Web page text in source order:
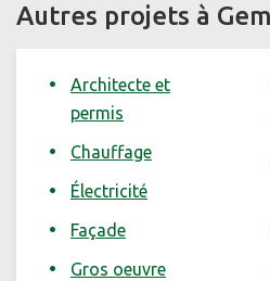
Autres projets à
Architecte et
permis
Chauffage
Électricité
Façade
Gros oeuvre